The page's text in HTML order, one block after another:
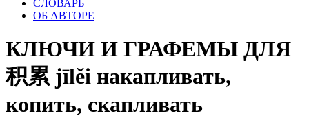
СЛОВАРЬ
ОБ АВТОРЕ
КЛЮЧИ И ГРАФЕМЫ ДЛЯ
积累 jīlěi накапливать,
копить, скапливать